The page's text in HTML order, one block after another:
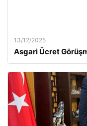
13/12/2025
Asgari Ücret